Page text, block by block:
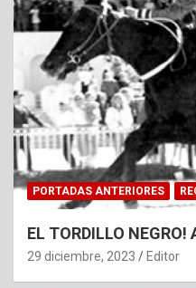
PORTADAS ANTERIORES
EL TORDILLO NEGRO!
29 diciembre, 2023 Editor